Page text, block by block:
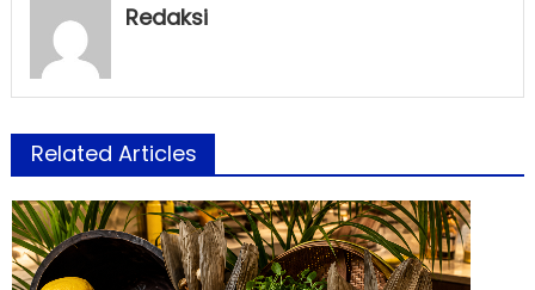
Redaksi
Related Articles